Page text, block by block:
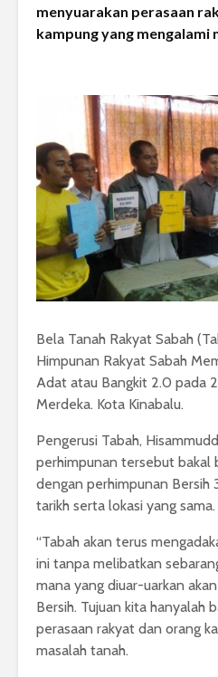
menyuarakan perasaan
kampung yang mengalami
Bela Tanah Rakyat Sabah
Himpunan Rakyat Sabah
Adat atau Bangkit 2.0 pada
Merdeka. Kota Kinabalu.
Pengerusi Tabah,
perhimpunan tersebut bakal
dengan perhimpunan Bersih
tarikh serta lokasi yang sama.
“Tabah akan terus
ini tanpa melibatkan
mana yang diuar-uarkan
Bersih. Tujuan kita hanyalah
perasaan rakyat dan orang
masalah tanah.